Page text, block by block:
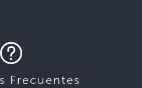
Frecuentes